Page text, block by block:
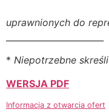
uprawnionych do
* Niepotrzebne
WERSJA PDF
Informacja z otwarcia ofert